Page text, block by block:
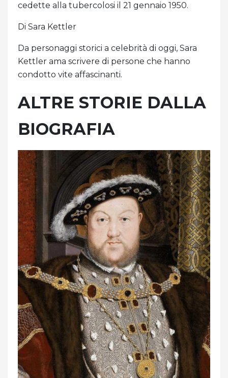
cedette alla tubercolosi il 21 gennaio 1950.
Di Sara Kettler
Da personaggi storici a celebrità di oggi, Sara
Kettler ama scrivere di persone che hanno
condotto vite affascinanti.
ALTRE STORIE DALLA
BIOGRAFIA